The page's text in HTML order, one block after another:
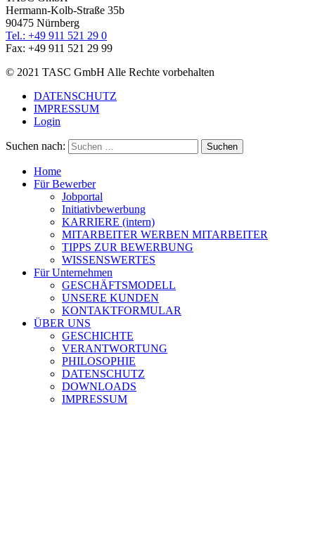
Hermann-Kolb-Straße 35b
90475 Nürnberg
Tel.: +49 911 521 29 0
Fax: +49 911 521 29 99
© 2021 TASC GmbH Alle Rechte vorbehalten
DATENSCHUTZ
IMPRESSUM
Login
Suchen nach:
Home
Für Bewerber
Jobportal
Initiativbewerbung
KARRIERE (intern)
MITARBEITER WERBEN MITARBEITER
TIPPS ZUR BEWERBUNG
WISSENSWERTES
Für Unternehmen
GESCHÄFTSMODELL
UNSERE KUNDEN
KONTAKTFORMULAR
ÜBER UNS
GESCHICHTE
VERANTWORTUNG
PHILOSOPHIE
DATENSCHUTZ
DOWNLOADS
IMPRESSUM